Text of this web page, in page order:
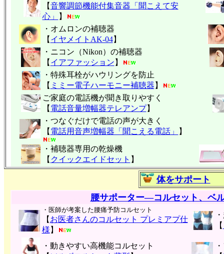
【音響調節機能付集音器「聞こえて安
心」
】
・オムロンの補聴器
【 イヤメイトAK-04】
・ニコン（Nikon）の補聴器
【 イアファッション 】
・特殊耳栓がハウリングを防止
【 ミミー電子ハーモニー補聴器 】
ご家庭の電話機が聞き取りやすく
【 電話音量増幅器テレアンプ】
・つなぐだけで電話の声が大きく
【 電話用音声増幅器「聞こえる電話」 】
・補聴器専用の乾燥機
【 クイックエイドセット 】
体をサポート
腰サポーター―コルセット、ベ
・医師が考案した腰痛予防コルセット
【 お医者さんのコルセット プレミアプ仕
様 】
【
・動きやすい高機能コルセット